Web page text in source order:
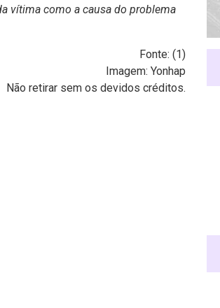
vítima como a causa do problema
Fonte: (1)
Imagem: Yonhap
Não retirar sem os devidos créditos.